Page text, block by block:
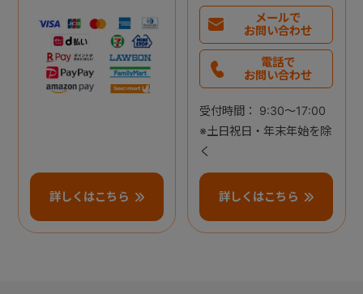
詳しくはこちら
メールで
お問い合わせ
電話で
お問い合わせ
受付時間： 9:30～17:00
※土日祝日・年末年始を除
く
詳しくはこちら